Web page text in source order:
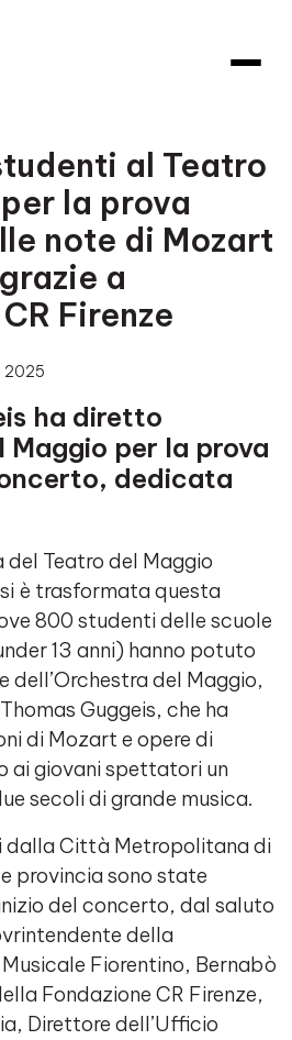
al Teatro
la prova
note di Mozart
a
Firenze
2025
ha diretto
Maggio per la prova
dedicata
del Teatro del Maggio
è trasformata questa
800 studenti delle scuole
13 anni) hanno potuto
dell’Orchestra del Maggio,
Guggeis, che ha
di Mozart e opere di
ai giovani spettatori un
secoli di grande musica.
dalla Città Metropolitana di
provincia sono state
del concerto, dal saluto
della
Fiorentino, Bernabò
Fondazione CR Firenze,
Direttore dell’Ufficio